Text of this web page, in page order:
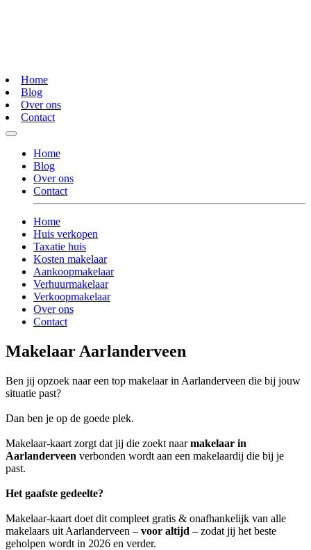
Home
Blog
Over ons
Contact
Home
Blog
Over ons
Contact
Home
Huis verkopen
Taxatie huis
Kosten makelaar
Aankoopmakelaar
Verhuurmakelaar
Verkoopmakelaar
Over ons
Contact
Makelaar Aarlanderveen
Ben jij opzoek naar een top makelaar in Aarlanderveen die bij jouw
situatie past?
Dan ben je op de goede plek.
Makelaar-kaart zorgt dat jij die zoekt naarmakelaar in
Aarlanderveen verbonden wordt aan een makelaardij die bij je
past.
Het gaafste gedeelte?
Makelaar-kaart doet dit compleet gratis & onafhankelijk van alle
makelaars uit Aarlanderveen – voor altijd – zodat jij het beste
geholpen wordt in 2026 en verder.